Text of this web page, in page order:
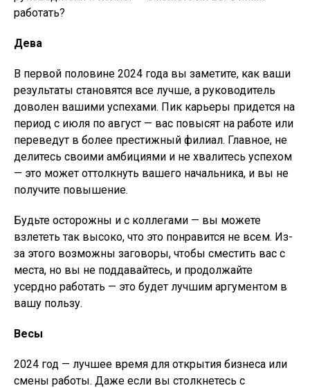
работать?
Дева
В первой половине 2024 года вы заметите, как ваши
результаты становятся все лучше, а руководитель
доволен вашими успехами. Пик карьеры придется на
период с июля по август — вас повысят на работе или
переведут в более престижный филиал. Главное, не
делитесь своими амбициями и не хвалитесь успехом
— это может оттолкнуть вашего начальника, и вы не
получите повышение.
Будьте осторожны и с коллегами — вы можете
взлететь так высоко, что это понравится не всем. Из-
за этого возможны заговоры, чтобы сместить вас с
места, но вы не поддавайтесь, и продолжайте
усердно работать — это будет лучшим аргументом в
вашу пользу.
Весы
2024 год — лучшее время для открытия бизнеса или
смены работы. Даже если вы столкнетесь с